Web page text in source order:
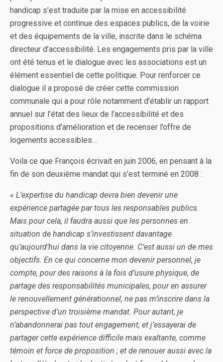
handicap s’est traduite par la mise en accessibilité
progressive et continue des espaces publics, de la voirie
et des équipements de la ville, inscrite dans le schéma
directeur d’accessibilité. Les engagements pris par la ville
ont été tenus et le dialogue avec les associations est un
élément essentiel de cette politique. Pour renforcer ce
dialogue il a proposé de créer cette commission
communale qui a pour rôle notamment d’établir un rapport
annuel sur l’état des lieux de l’accessibilité et des
propositions d’amélioration et de recenser l’offre de
logements accessibles…
Voila ce que François écrivait en juin 2006, en pensant à la
fin de son deuxième mandat qui s’est terminé en 2008 :
« L’expertise du handicap devra bien devenir une
expérience partagée par tous les responsables publics.
Mais pour cela, il faudra aussi que les personnes en
situation de handicap s’investissent davantage
qu’aujourd’hui dans la vie citoyenne. C’est aussi un de mes
objectifs. En ce qui concerne mon devenir personnel, je
compte, pour des raisons à la fois d’usure physique, de
partage des responsabilités municipales, pour en assurer
le renouvellement générationnel, ne pas m’inscrire dans la
perspective d’un troisième mandat. Pour autant, je
n’abandonnerai pas tout engagement, et j’essayerai de
partager cette expérience difficile mais exaltante, comme
témoin et force de proposition ; et de renouer aussi avec la